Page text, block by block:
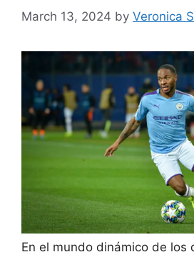
March 13, 2024 by Veronica
En el mundo dinámico de los